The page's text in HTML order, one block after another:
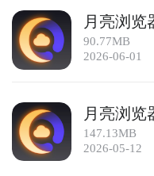
月亮浏览
90.77MB
2026-06-01
月亮浏览
147.13MB
2026-05-12